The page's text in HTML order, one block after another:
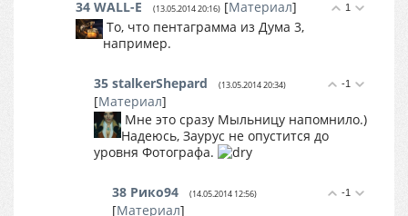
1
34 WALL-E (13.05.2014 20:16) [Материал]
То, что пентаграмма из Дума 3,
например.
-1
35 stalkerShepard (13.05.2014 20:34)
[Материал]
Мне это сразу Мыльницу напомнило.)
Надеюсь, Заурус не опустится до
уровня Фотографа.
-1
38 Рико94 (14.05.2014 12:56)
[Материал]